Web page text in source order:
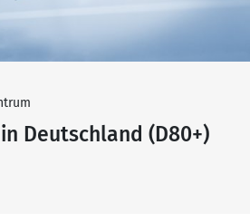
Deutschland (D80+)